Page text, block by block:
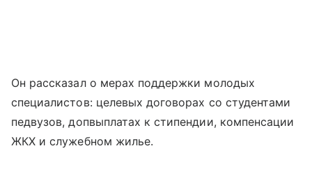
Он рассказал о мерах поддержки молодых
специалистов: целевых договорах со студентами
педвузов, допвыплатах к стипендии, компенсации
ЖКХ и служебном жилье.